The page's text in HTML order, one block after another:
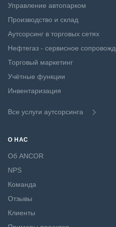
Управление автопарком
Производство и склад
Аутсорсинг в торговых сетях
Нефтегаз - сервисное
Торговый маркетинг
Учётные функции
Инвентаризация
Все услуги аутсорсинга
О НАС
Об ANCOR
NPS
Команда
Отзывы
Клиенты